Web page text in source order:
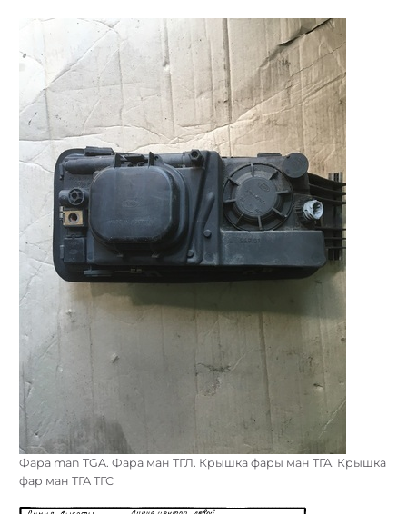
Фара man TGA. Фара ман ТГЛ. Крышка фары ман ТГА. Крышка
фар ман ТГА ТГС